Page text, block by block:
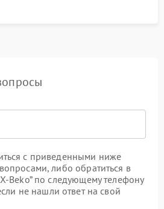
с приведенными ниже
либо обратиться в
Beko” по следующему телефону
не нашли ответ на свой